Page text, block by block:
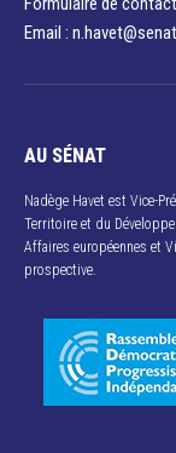
Email :
AU SÉNAT
Nadège Havet est Vice-
Territoire et du
Affaires européennes et
prospective.